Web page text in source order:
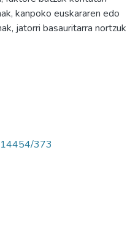
kanpoko euskararen edo
jatorri basauritarra nortzuk
373